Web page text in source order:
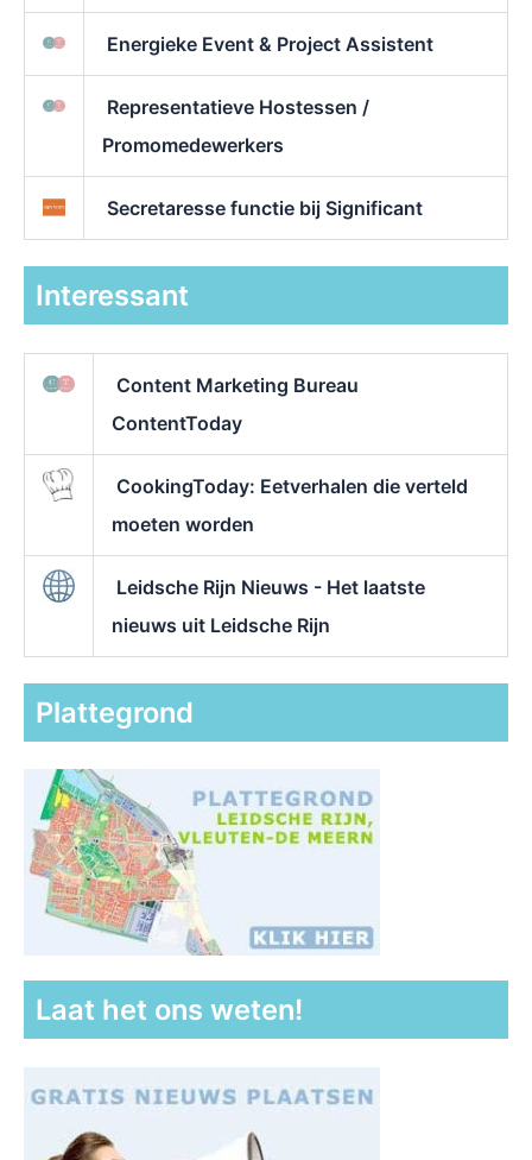
Energieke Event & Project Assistent
Representatieve Hostessen /
Promomedewerkers
Secretaresse functie bij Significant
Interessant
Content Marketing Bureau
ContentToday
CookingToday: Eetverhalen die verteld
moeten worden
Leidsche Rijn Nieuws - Het laatste
nieuws uit Leidsche Rijn
Plattegrond
Laat het ons weten!